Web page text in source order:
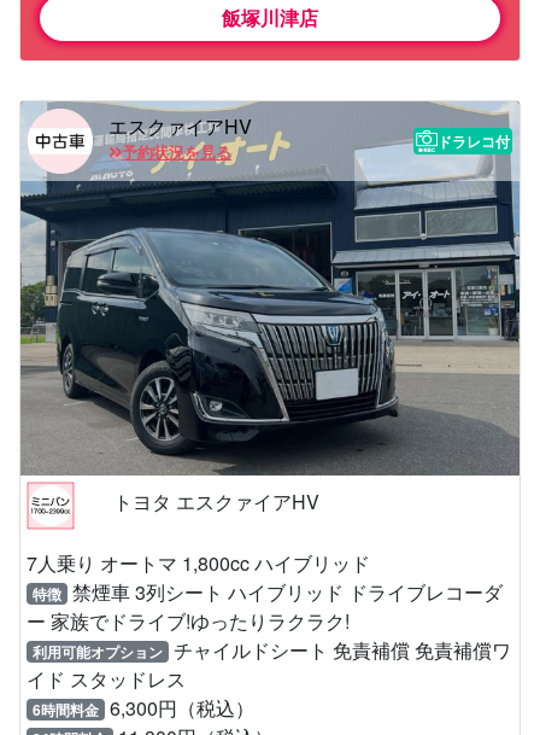
飯塚川津店
エスクァイアHV
予約状況を見る
ドラレコ付
トヨタ エスクァイアHV
7人乗り オートマ 1,800cc ハイブリッド
特徴 禁煙車 3列シート ハイブリッド ドライブレコーダ
ー 家族でドライブ!ゆったりラクラク!
利用可能オプション チャイルドシート 免責補償 免責補償ワ
イド スタッドレス
6時間料金 6,300円（税込）